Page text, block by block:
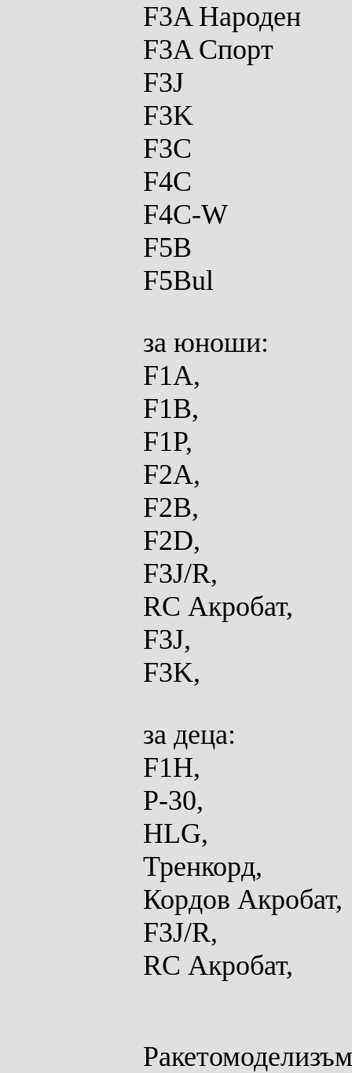
F3A Народен
F3A Спорт
F3J
F3K
F3C
F4C
F4C-W
F5B
F5Bul
за юноши:
F1A,
F1B,
F1P,
F2A,
F2B,
F2D,
F3J/R,
RC Акробат,
F3J,
F3K,
за деца:
F1H,
P-30,
HLG,
Тренкорд,
Кордов Акробат,
F3J/R,
RC Акробат,